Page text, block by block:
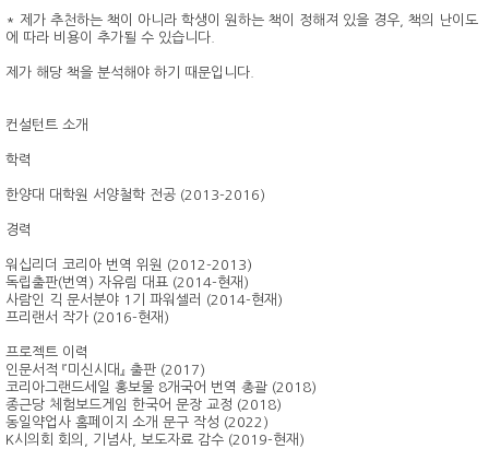
* 제가 추천하는 책이 아니라 학생이 원하는 책이 정해져 있을 경우, 책의 난이도
에 따라 비용이 추가될 수 있습니다.
제가 해당 책을 분석해야 하기 때문입니다.
컨설턴트 소개
학력
한양대 대학원 서양철학 전공 (2013-2016)
경력
워십리더 코리아 번역 위원 (2012-2013)
독립출판(번역) 자유림 대표 (2014-현재)
사람인 긱 문서분야 1기 파워셀러 (2014-현재)
프리랜서 작가 (2016-현재)
프로젝트 이력
인문서적 『미신시대』 출판 (2017)
코리아그랜드세일 홍보물 8개국어 번역 총괄 (2018)
종근당 체험보드게임 한국어 문장 교정 (2018)
동일약업사 홈페이지 소개 문구 작성 (2022)
K시의회 회의, 기념사, 보도자료 감수 (2019-현재)